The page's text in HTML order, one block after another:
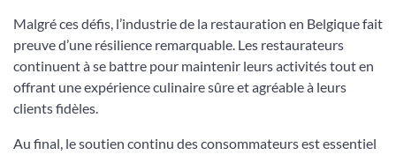
Malgré ces défis, l’industrie de la restauration en Belgique fait
preuve d’une résilience remarquable. Les restaurateurs
continuent à se battre pour maintenir leurs activités tout en
offrant une expérience culinaire sûre et agréable à leurs
clients fidèles.
Au final, le soutien continu des consommateurs est essentiel